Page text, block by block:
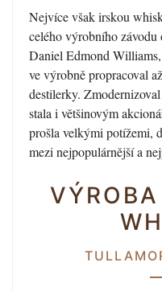
Nejvíce však irskou
celého výrobního
Daniel Edmond
ve výrobně propracoval
destilerky.
stala i většinovým
prošla velkými potížemi,
mezi nejpopulárnější a